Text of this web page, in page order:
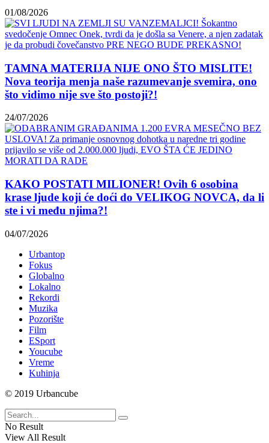
01/08/2026
TAMNA MATERIJA NIJE ONO ŠTO MISLITE!
Nova teorija menja naše razumevanje svemira, ono
što vidimo nije sve što postoji?!
24/07/2026
KAKO POSTATI MILIONER! Ovih 6 osobina
krase ljude koji će doći do VELIKOG NOVCA, da li
ste i vi među njima?!
04/07/2026
Urbantop
Fokus
Globalno
Lokalno
Rekordi
Muzika
Pozorište
Film
ESport
Youcube
Vreme
Kuhinja
© 2019 Urbancube
No Result
View All Result